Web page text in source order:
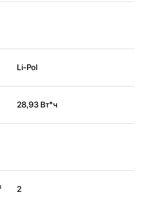
Li-Pol
28,93 Вт*ч
2